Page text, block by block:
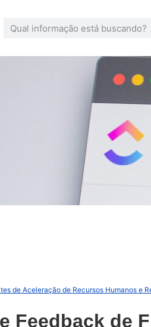
de Aceleração de Recursos Humanos e
Feedback de